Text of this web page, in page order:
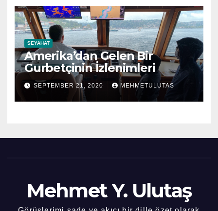
SEYAHAT
Amerika’dan Gelen Bir
Gurbetçinin İzlenimleri
SEPTEMBER 21, 2020 MEHMETULUTAS
Mehmet Y. Ulutaş